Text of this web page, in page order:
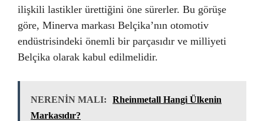
ilişkili lastikler ürettiğini öne sürerler. Bu görüşe
göre, Minerva markası Belçika’nın otomotiv
endüstrisindeki önemli bir parçasıdır ve milliyeti
Belçika olarak kabul edilmelidir.
NERENİN MALI:
Rheinmetall Hangi Ülkenin
Markasıdır?